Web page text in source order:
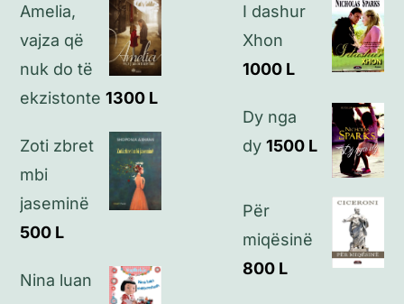
Politikat e privatësisë
Amelia,
vajza që
nuk do të
ekzistonte 1300 L
Zoti zbret
mbi
jaseminë
500 L
Nina luan
I dashur
Xhon
1000 L
Dy nga
dy 1500 L
Për
miqësinë
800 L